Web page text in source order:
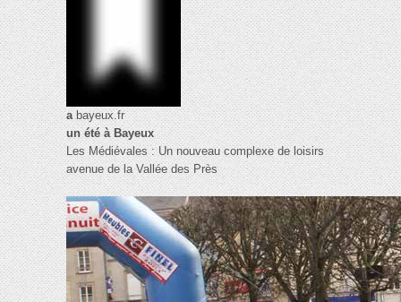
abayeux.fr
un été à Bayeux
Les Médiévales : Un nouveau complexe de loisirs
avenue de la Vallée des Près